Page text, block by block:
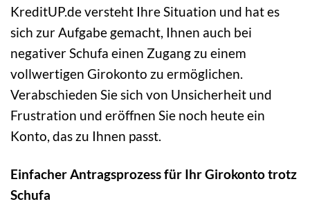
KreditUP.de versteht Ihre Situation und hat es
sich zur Aufgabe gemacht, Ihnen auch bei
negativer Schufa einen Zugang zu einem
vollwertigen Girokonto zu ermöglichen.
Verabschieden Sie sich von Unsicherheit und
Frustration und eröffnen Sie noch heute ein
Konto, das zu Ihnen passt.
Einfacher Antragsprozess für Ihr Girokonto trotz
Schufa